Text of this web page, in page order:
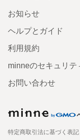
お知らせ
ヘルプとガイド
利用規約
minneのセキュリテ
お問い合わせ
特定商取引法に基づく表記